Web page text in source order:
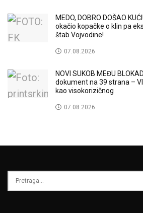
MEDO, DOBRO DOŠAO
okačio kopačke o klin pa
štab Vojvodine!
07.08.2026
NOVI SUKOB MEĐU
dokument na 39 strana –
kao visokorizičnog
07.08.2026